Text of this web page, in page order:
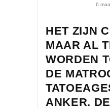
6
HET ZIJN
MAAR AL
WORDEN
DE
ANKER.